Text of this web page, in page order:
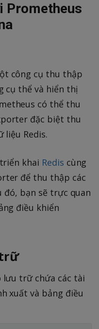
Prometheus
công cụ thu thập
cụ thể và hiển thị
có thể thu
đặc biệt thu
liệu Redis.
khai Redis cùng
để thu thập các
đó, bạn sẽ trực quan
điều khiển
lưu trữ chứa các tài
xuất và bảng điều